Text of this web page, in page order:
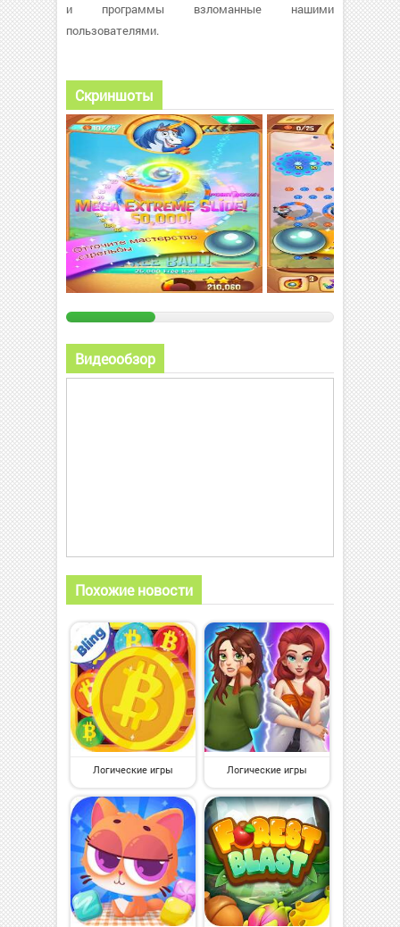
и программы взломанные нашими
пользователями.
Скриншоты
Видеообзор
Похожие новости
Логические игры Логические игры